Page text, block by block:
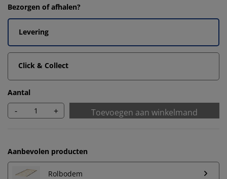
Bezorgen of afhalen?
Levering
Click & Collect
Aantal
- + Toevoegen aan winkelmand
Aanbevolen producten
Rolbodem